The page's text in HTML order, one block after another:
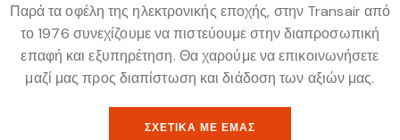
Παρά τα οφέλη της ηλεκτρονικής εποχής, στην Transair από
το 1976 συνεχίζουμε να πιστεύουμε στην διαπροσωπική
επαφή και εξυπηρέτηση. Θα χαρούμε να επικοινωνήσετε
μαζί μας προς διαπίστωση και διάδοση των αξιών μας.
ΣΧΕΤΙΚΆ ΜΕ ΕΜΆΣ